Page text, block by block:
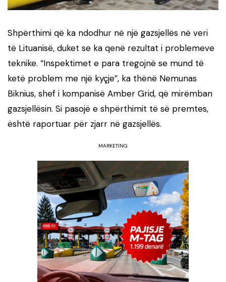
Shpërthimi që ka ndodhur në një gazsjellës në veri
të Lituanisë, duket se ka qenë rezultat i problemeve
teknike. “Inspektimet e para tregojnë se mund të
ketë problem me një kyçje”, ka thënë Nemunas
Biknius, shef i kompanisë Amber Grid, që mirëmban
gazsjellësin. Si pasojë e shpërthimit të së premtes,
është raportuar për zjarr në gazsjellës.
MARKETING